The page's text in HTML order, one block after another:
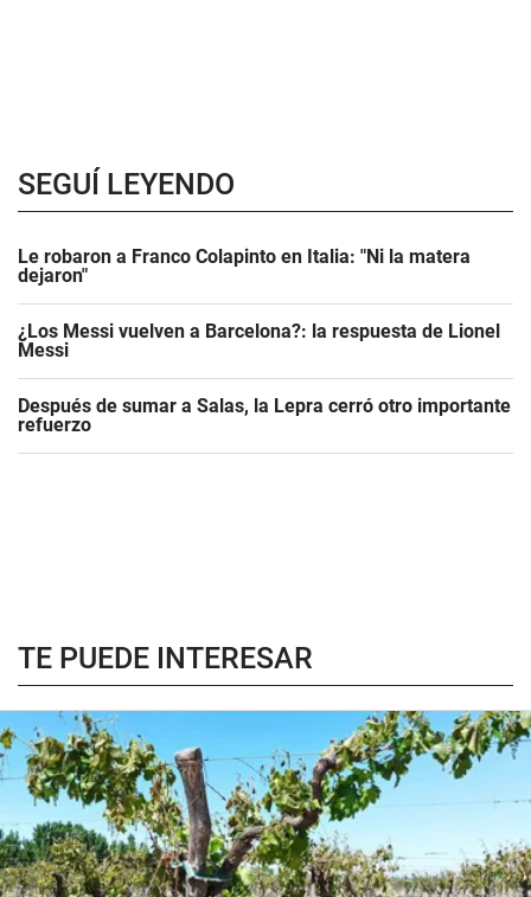
SEGUÍ LEYENDO
Le robaron a Franco Colapinto en Italia: "Ni la matera
dejaron"
¿Los Messi vuelven a Barcelona?: la respuesta de Lionel
Messi
Después de sumar a Salas, la Lepra cerró otro importante
refuerzo
TE PUEDE INTERESAR